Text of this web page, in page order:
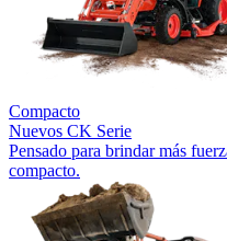
Compacto
Nuevos CK Serie
Pensado para brindar más
compacto.